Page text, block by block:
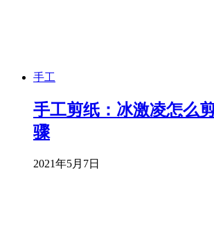
手工
手工剪纸：冰激凌怎么
骤
2021年5月7日